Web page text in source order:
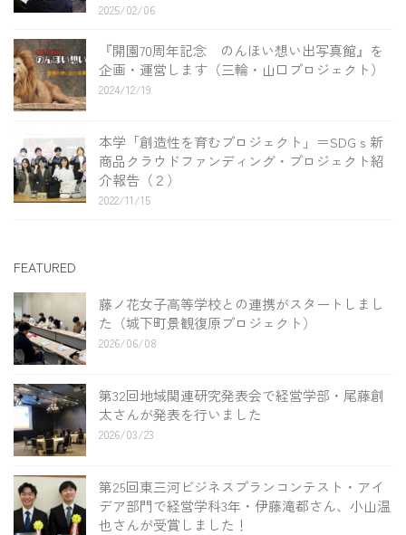
2025/02/06
『開園70周年記念 のんほい想い出写真館』を
企画・運営します（三輪・山口プロジェクト）
2024/12/19
本学「創造性を育むプロジェクト」＝SDGｓ新
商品クラウドファンディング・プロジェクト紹
介報告（２）
2022/11/15
FEATURED
藤ノ花女子高等学校との連携がスタートしまし
た（城下町景観復原プロジェクト）
2026/06/08
第32回地域関連研究発表会で経営学部・尾藤創
太さんが発表を行いました
2026/03/23
第25回東三河ビジネスプランコンテスト・アイ
デア部門で経営学科3年・伊藤滝都さん、小山温
也さんが受賞しました！